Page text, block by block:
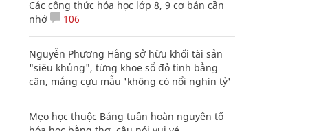
Các công thức hóa học lớp 8, 9 cơ bản cần
nhớ
106
Nguyễn Phương Hằng sở hữu khối tài sản
"siêu khủng", từng khoe sổ đỏ tính bằng
cân, mắng cựu mẫu 'không có nổi nghìn tỷ'
Mẹo học thuộc Bảng tuần hoàn nguyên tố